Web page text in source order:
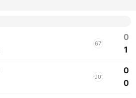
67'
0
1
90'
0
0